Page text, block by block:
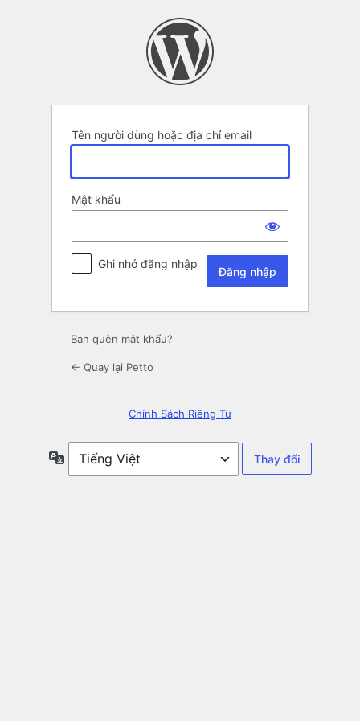
Tên người dùng hoặc địa chỉ email
Mật khẩu
Ghi nhớ đăng nhập
Bạn quên mật khẩu?
← Quay lại Petto
Chính Sách Riêng Tư
Ngôn
ngữ